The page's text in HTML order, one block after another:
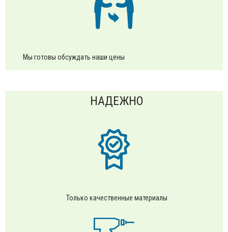
Мы готовы обсуждать наши цены
НАДЕЖНО
Только качественные материалы